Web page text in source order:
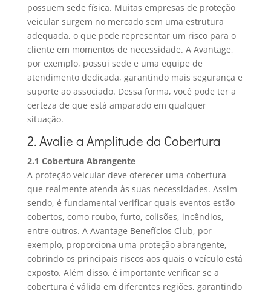
possuem sede física. Muitas empresas de proteção
veicular surgem no mercado sem uma estrutura
adequada, o que pode representar um risco para o
cliente em momentos de necessidade. A Avantage,
por exemplo, possui sede e uma equipe de
atendimento dedicada, garantindo mais segurança e
suporte ao associado. Dessa forma, você pode ter a
certeza de que está amparado em qualquer
situação.
2. Avalie a Amplitude da Cobertura
2.1 Cobertura Abrangente
A proteção veicular deve oferecer uma cobertura
que realmente atenda às suas necessidades. Assim
sendo, é fundamental verificar quais eventos estão
cobertos, como roubo, furto, colisões, incêndios,
entre outros. A Avantage Benefícios Club, por
exemplo, proporciona uma proteção abrangente,
cobrindo os principais riscos aos quais o veículo está
exposto. Além disso, é importante verificar se a
cobertura é válida em diferentes regiões, garantindo